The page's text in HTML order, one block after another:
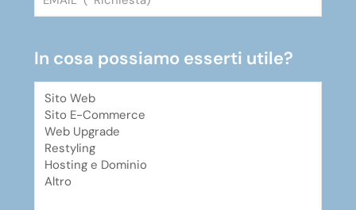
In cosa possiamo esserti utile?